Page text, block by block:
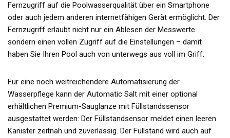
Fernzugriff auf die Poolwasserqualität über ein Smartphone
oder auch jedem anderen internetfähigen Gerät ermöglicht. Der
Fernzugriff erlaubt nicht nur ein Ablesen der Messwerte
sondern einen vollen Zugriff auf die Einstellungen – damit
haben Sie Ihren Pool auch von unterwegs aus voll im Griff.
Für eine noch weitreichendere Automatisierung der
Wasserpflege kann der Automatic Salt mit einer optional
erhältlichen Premium-Sauglanze mit Füllstandssensor
ausgestattet werden: Der Füllstandsensor meldet einen leeren
Kanister zeitnah und zuverlässig. Der Füllstand wird auch auf